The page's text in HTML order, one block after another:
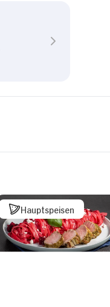
Hauptspeisen